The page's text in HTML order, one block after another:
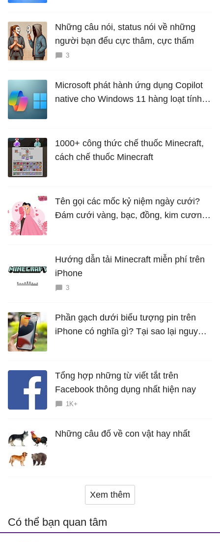
Những câu nói, status nói về những
người bạn đểu cực thâm, cực thấm
3
Microsoft phát hành ứng dụng Copilot
native cho Windows 11 hàng loạt tính
1000+ công thức chế thuốc Minecraft,
cách chế thuốc Minecraft
Tên gọi các mốc kỷ niệm ngày cưới?
Đám cưới vàng, bạc, đồng, kim cương
Hướng dẫn tải Minecraft miễn phí trên
iPhone
3
Phần gạch dưới biểu tượng pin trên
iPhone có nghĩa gì? Tại sao lại nguy
Tổng hợp những từ viết tắt trên
Facebook thông dụng nhất hiện nay
1K+
Những câu đố về con vật hay nhất
Xem thêm
Có thể bạn quan tâm